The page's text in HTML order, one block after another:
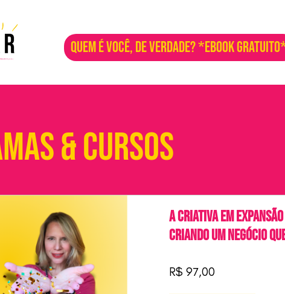
QUEM É VOCÊ, DE VERDADE? *EBOOK
& Cursos
A Criativa em
Criando um Negócio
R$ 97,00